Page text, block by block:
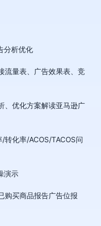
分析优化
流量表、广告效果表、竞
、优化方案解读亚马逊广
转化率/ACOS/TACOS问
演示
购买商品报告广告位报